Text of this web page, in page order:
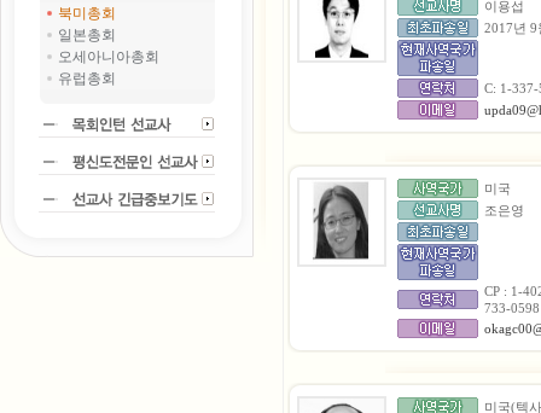
북미총회
일본총회
오세아니아총회
유럽총회
이용섭
2017년 9
C: 1-
미국
조은영
CP : 1-
733-0598
미국(텍